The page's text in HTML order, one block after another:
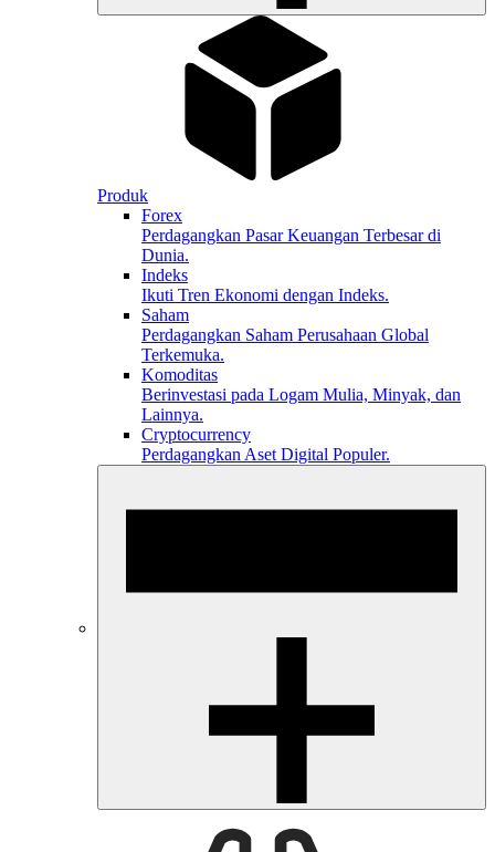
Produk
Forex
Perdagangkan Pasar Keuangan Terbesar di
Dunia.
Indeks
Ikuti Tren Ekonomi dengan Indeks.
Saham
Perdagangkan Saham Perusahaan Global
Terkemuka.
Komoditas
Berinvestasi pada Logam Mulia, Minyak, dan
Lainnya.
Cryptocurrency
Perdagangkan Aset Digital Populer.